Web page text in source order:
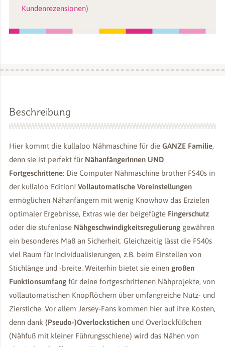
&
Stickern
Bewertet
mit5.00
basierend
auf
2
Kundenrezensionen)
Beschreibung
Hier kommt die kullaloo Nähmaschine für die GANZE Familie,
denn sie ist perfekt für NähanfängerInnen UND
Fortgeschrittene: Die Computer Nähmaschine brother FS40s in
der kullaloo Edition! Vollautomatische Voreinstellungen
ermöglichen Nähanfängern mit wenig Knowhow das Erzielen
optimaler Ergebnisse, Extras wie der beigefügte Fingerschutz
oder die stufenlose Nähgeschwindigkeitsregulierunggewähren
ein besonderes Maß an Sicherheit. Gleichzeitig lässt die FS40s
viel Raum für Individualisierungen, z.B. beim Einstellen von
Stichlänge und -breite. Weiterhin bietet sie einen großen
Funktionsumfangfür deine fortgeschrittenen Nähprojekte, von
vollautomatischen Knopflöchern über umfangreiche Nutz- und
Zierstiche. Vor allem Jersey-Fans kommen hier auf ihre Kosten,
denn dank (Pseudo-)Overlockstichenund Overlockfüßchen
(Nähfuß mit kleiner Führungsschiene) wird das Nähen von